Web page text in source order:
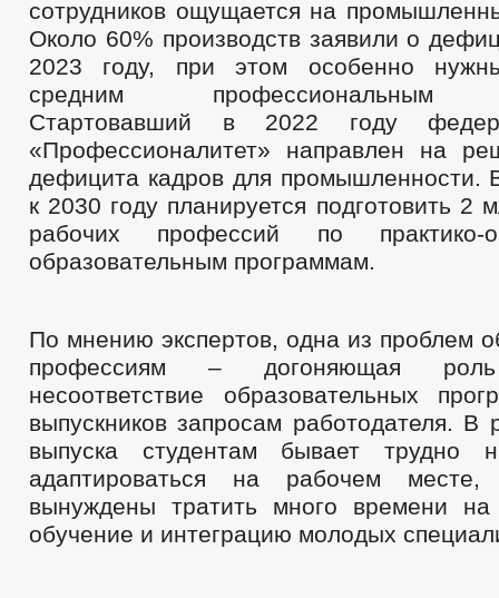
сотрудников ощущается на
Около 60% производств заявили о
2023 году, при этом особенно
средним профессиональным
Стартовавший в 2022 году
«Профессионалитет» направлен на
дефицита кадров для промышленности.
к 2030 году планируется подготовить 2
рабочих профессий по практико-
образовательным программам.
По мнению экспертов, одна из проблем
профессиям – догоняющая роль
несоответствие образовательных
выпускников запросам работодателя. В
выпуска студентам бывает трудно
адаптироваться на рабочем месте,
вынуждены тратить много времени на
обучение и интеграцию молодых